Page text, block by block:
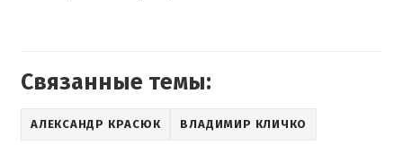
Связанные темы:
АЛЕКСАНДР КРАСЮК ВЛАДИМИР КЛИЧКО